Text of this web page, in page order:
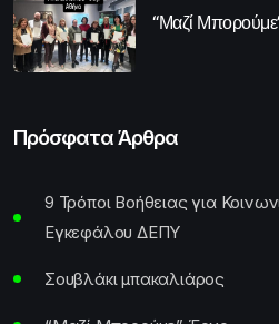
“Μαζί
Πρόσφατα Άρθρα
9 Τρόποι Βοήθειας για
Εγκεφάλου ΔΕΠΥ
Σουβλάκι μπακαλιάρος